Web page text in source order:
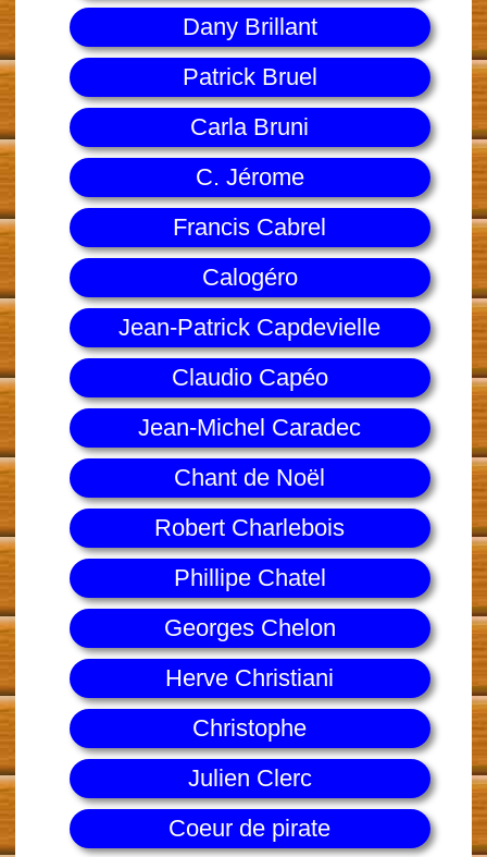
Dany Brillant
Patrick Bruel
Carla Bruni
C. Jérome
Francis Cabrel
Calogéro
Jean-Patrick Capdevielle
Claudio Capéo
Jean-Michel Caradec
Chant de Noël
Robert Charlebois
Phillipe Chatel
Georges Chelon
Herve Christiani
Christophe
Julien Clerc
Coeur de pirate